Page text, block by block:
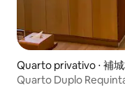
Quarto privativo ⋅ 補
Quarto Duplo